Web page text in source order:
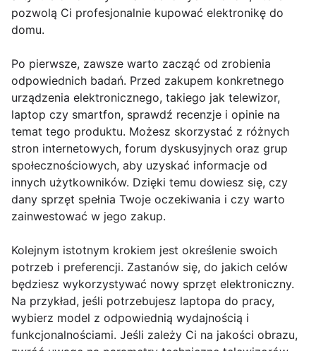
pozwolą Ci profesjonalnie kupować elektronikę do
domu.
Po pierwsze, zawsze warto zacząć od zrobienia
odpowiednich badań. Przed zakupem konkretnego
urządzenia elektronicznego, takiego jak telewizor,
laptop czy smartfon, sprawdź recenzje i opinie na
temat tego produktu. Możesz skorzystać z różnych
stron internetowych, forum dyskusyjnych oraz grup
społecznościowych, aby uzyskać informacje od
innych użytkowników. Dzięki temu dowiesz się, czy
dany sprzęt spełnia Twoje oczekiwania i czy warto
zainwestować w jego zakup.
Kolejnym istotnym krokiem jest określenie swoich
potrzeb i preferencji. Zastanów się, do jakich celów
będziesz wykorzystywać nowy sprzęt elektroniczny.
Na przykład, jeśli potrzebujesz laptopa do pracy,
wybierz model z odpowiednią wydajnością i
funkcjonalnościami. Jeśli zależy Ci na jakości obrazu,